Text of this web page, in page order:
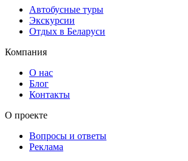
Автобусные туры
Экскурсии
Отдых в Беларуси
Компания
О нас
Блог
Контакты
О проекте
Вопросы и ответы
Реклама